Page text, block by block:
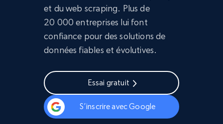
et du web scraping. Plus de
20 000 entreprises lui font
confiance pour des solutions de
données fiables et évolutives.
Essai gratuit
S’inscrire avec Google